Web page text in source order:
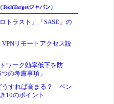
（TechTargetジャパン）
トラスト」「SASE」の
VPNリモートアクセス設
ワーク効率低下を防
の考慮事項」
うすれば高まる？ ベン
10のポイント